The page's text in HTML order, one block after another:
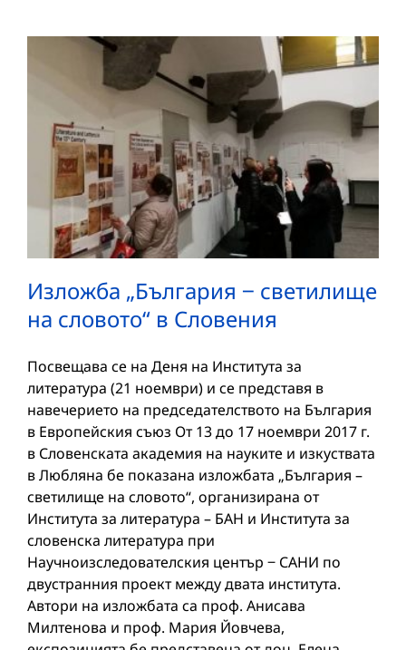
Изложба „България ‒ светилище
на словото“ в Словения
Посвещава се на Деня на Института за
литература (21 ноември) и се представя в
навечерието на председателството на България
в Европейския съюз От 13 до 17 ноември 2017 г.
в Словенската академия на науките и изкуствата
в Любляна бе показана изложбата „България –
светилище на словото“, организирана от
Института за литература – БАН и Института за
словенска литература при
Научноизследователския център ‒ САНИ по
двустранния проект между двата института.
Автори на изложбата са проф. Анисава
Милтенова и проф. Мария Йовчева,